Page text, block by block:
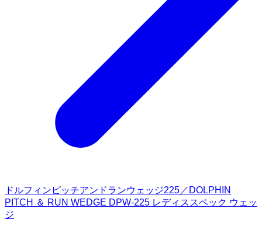
ドルフィンピッチアンドランウェッジ225／DOLPHIN
PITCH ＆ RUN WEDGE DPW-225 レディススペック ウェッ
ジ